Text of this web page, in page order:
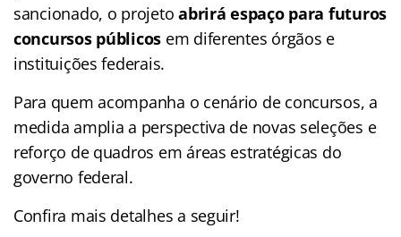
sancionado, o projetoabrirá espaço para futuros
concursos públicos em diferentes órgãos e
instituições federais.
Para quem acompanha o cenário de concursos, a
medida amplia a perspectiva de novas seleções e
reforço de quadros em áreas estratégicas do
governo federal.
Confira mais detalhes a seguir!